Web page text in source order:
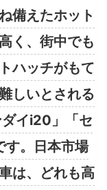
備えたホット
く、街中でも
ハッチがもて
しいとされる
イi20」「セ
す。日本市場
は、どれも高